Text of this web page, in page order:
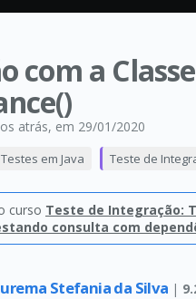
com a
atrás, em 29/01/2020
Testes em Java Teste de
curso Teste de Integração:
consulta com
Stefania da Silva |